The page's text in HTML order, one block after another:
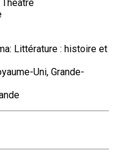
Littérature : histoire et
Uni, Grande-